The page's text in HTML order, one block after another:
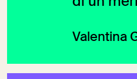
Valentina